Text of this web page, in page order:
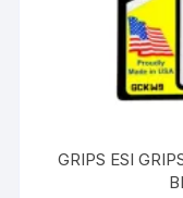
GRIPS ESI